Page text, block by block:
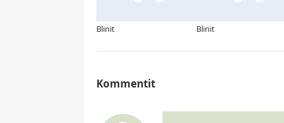
Blinit Blinit
Kommentit